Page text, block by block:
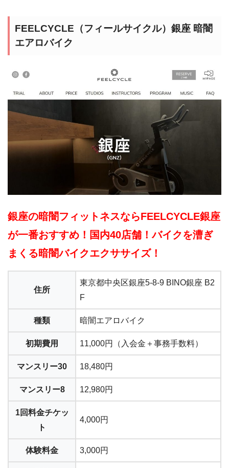
FEELCYCLE（フィールサイクル）銀座 暗闇
エアロバイク
銀座の暗闇フィットネスならFEELCYCLE銀座
が一番おすすめ！国内40店舗！バイクを漕ぎ
まくる暗闇バイクエクササイズ！
住所
東京都中央区銀座5-8-9 BINO銀座 B2
F
種類 暗闇エアロバイク
初期費用 11,000円（入会金＋事務手数料）
マンスリー30 18,480円
マンスリー8 12,980円
1回料金チケッ
ト
4,000円
体験料金 3,000円